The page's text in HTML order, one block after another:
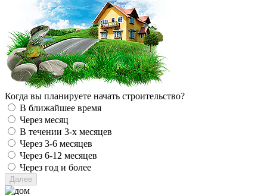
Когда вы планируете начать строительство?
В ближайшее время
Через месяц
В течении 3-х месяцев
Через 3-6 месяцев
Через 6-12 месяцев
Через год и более